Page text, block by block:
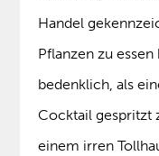
Handel
Pflanzen zu
bedenklich, als
Cocktail gespritzt
einem irren